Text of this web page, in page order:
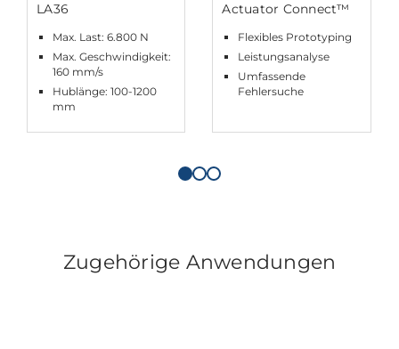
LA36
Max. Last: 6.800 N
Max. Geschwindigkeit:
160 mm/s
Hublänge: 100-1200
mm
Actuator Connect™
Flexibles Prototyping
Leistungsanalyse
Umfassende
Fehlersuche
Zugehörige Anwendungen